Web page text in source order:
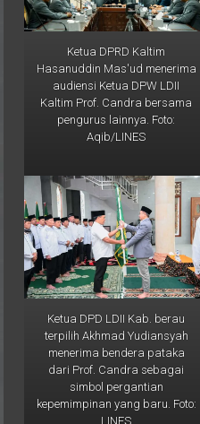
Ketua DPRD Kaltim
Hasanuddin Mas'ud menerima
audiensi Ketua DPW LDII
Kaltim Prof. Candra bersama
pengurus lainnya. Foto:
Aqib/LINES
Ketua DPD LDII Kab. berau
terpilih Akhmad Yudiansyah
menerima bendera pataka
dari Prof. Candra sebagai
simbol pergantian
kepemimpinan yang baru. Foto:
LINES